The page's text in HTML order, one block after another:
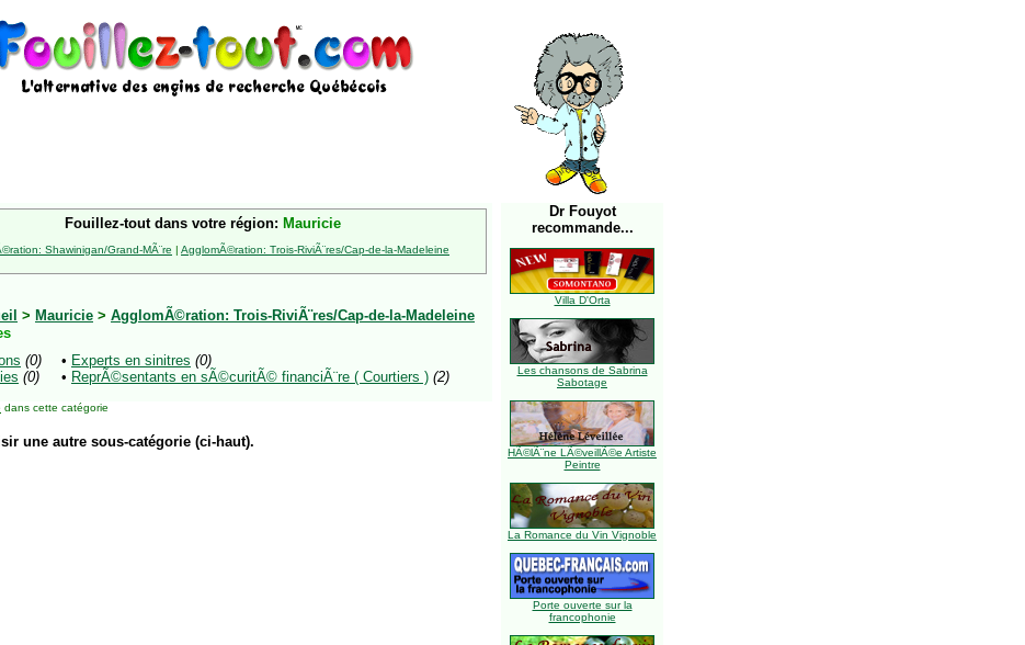
Fouillez-tout dans votre région: Mauricie
Shawinigan/Grand-MÃ¨re | AgglomÃ©ration: Trois-RiviÃ¨res/Cap-de-la-Madeleine
> Mauricie > AgglomÃ©ration: Trois-RiviÃ¨res/Cap-de-la-Madeleine
(0)
(0)
• Experts en sinitres (0)
• ReprÃ©sentants en sÃ©curitÃ© financiÃ¨re ( Courtiers ) (2)
dans cette catégorie
une autre sous-catégorie (ci-haut).
Dr Fouyot
recommande...
Villa D'Orta
Les chansons de Sabrina
Sabotage
HÃ©lÃ¨ne LÃ©veillÃ©e Artiste
Peintre
La Romance du Vin Vignoble
Porte ouverte sur la
francophonie